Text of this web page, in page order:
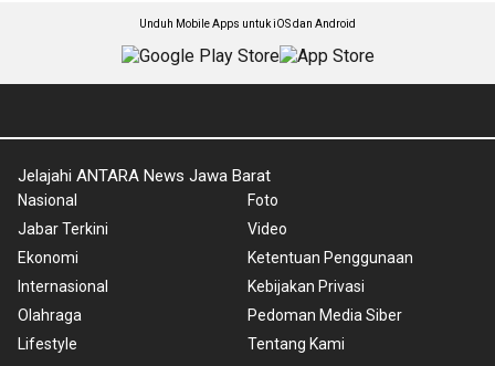
Unduh Mobile Apps untuk iOS dan Android
Jelajahi ANTARA News Jawa Barat
Nasional
Jabar Terkini
Ekonomi
Internasional
Olahraga
Lifestyle
Foto
Video
Ketentuan Penggunaan
Kebijakan Privasi
Pedoman Media Siber
Tentang Kami